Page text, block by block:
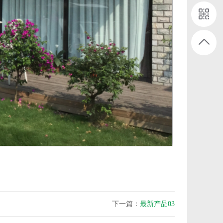
下一篇： 最新产品03